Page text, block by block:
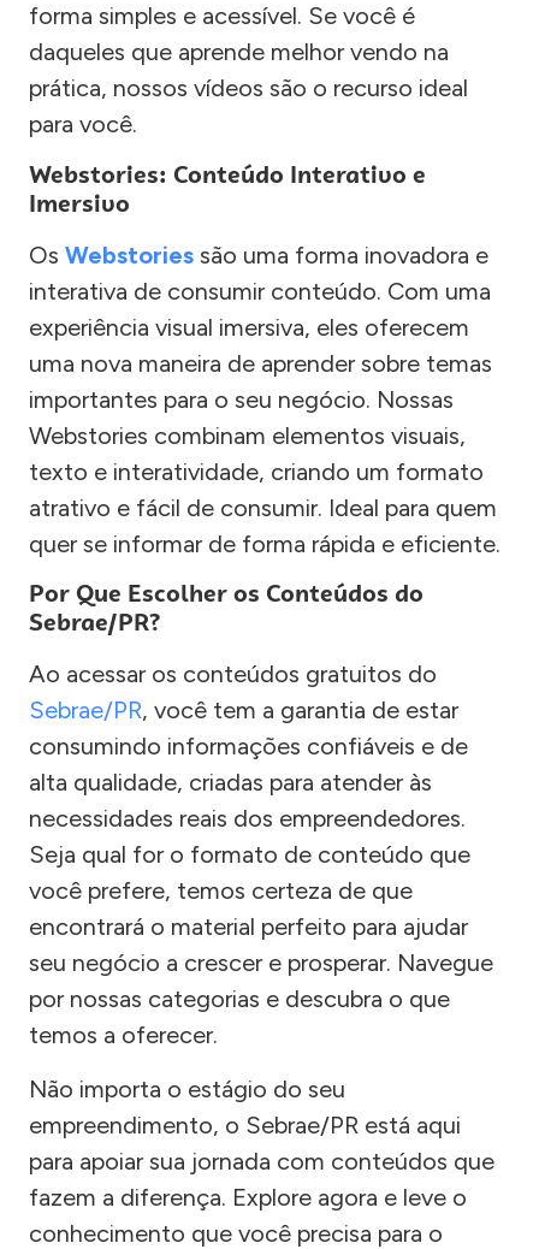
forma simples e acessível. Se você é
daqueles que aprende melhor vendo na
prática, nossos vídeos são o recurso ideal
para você.
Webstories: Conteúdo Interativo e
Imersivo
Os Webstories são uma forma inovadora e
interativa de consumir conteúdo. Com uma
experiência visual imersiva, eles oferecem
uma nova maneira de aprender sobre temas
importantes para o seu negócio. Nossas
Webstories combinam elementos visuais,
texto e interatividade, criando um formato
atrativo e fácil de consumir. Ideal para quem
quer se informar de forma rápida e eficiente.
Por Que Escolher os Conteúdos do
Sebrae/PR?
Ao acessar os conteúdos gratuitos do
Sebrae/PR, você tem a garantia de estar
consumindo informações confiáveis e de
alta qualidade, criadas para atender às
necessidades reais dos empreendedores.
Seja qual for o formato de conteúdo que
você prefere, temos certeza de que
encontrará o material perfeito para ajudar
seu negócio a crescer e prosperar. Navegue
por nossas categorias e descubra o que
temos a oferecer.
Não importa o estágio do seu
empreendimento, o Sebrae/PR está aqui
para apoiar sua jornada com conteúdos que
fazem a diferença. Explore agora e leve o
conhecimento que você precisa para o